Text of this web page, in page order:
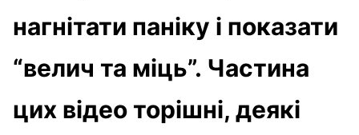
нагнітати паніку і показати
“велич та міць”. Частина
цих відео торішні, деякі